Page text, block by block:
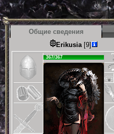
Общие сведения
Erikusia[9]
367/367